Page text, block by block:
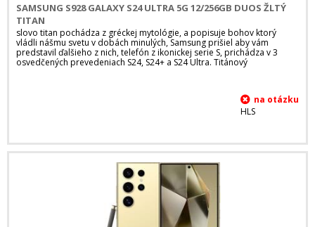
SAMSUNG S928 GALAXY S24 ULTRA 5G 12/256GB DUOS ŽLTÝ
TITAN
slovo titan pochádza z gréckej mytológie, a popisuje bohov ktorý
vládli nášmu svetu v dobách minulých, Samsung prišiel aby vám
predstavil ďalšieho z nich, telefón z ikonickej serie S, prichádza v 3
osvedčených prevedeniach S24, S24+ a S24 Ultra. Titánový
HLS